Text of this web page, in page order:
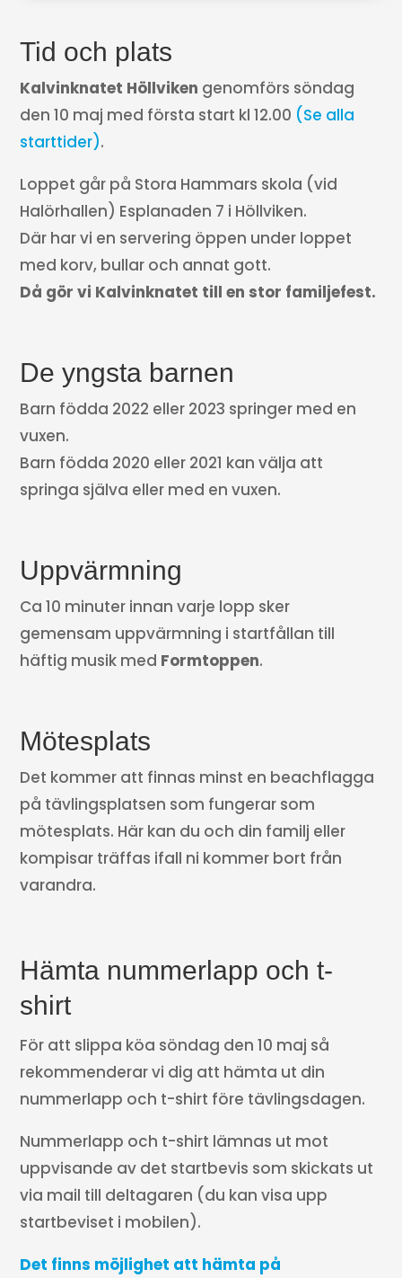
Tid och plats
Kalvinknatet Höllviken genomförs söndag
den 10 maj med första start kl 12.00 (Se alla
starttider).
Loppet går på Stora Hammars skola (vid
Halörhallen) Esplanaden 7 i Höllviken.
Där har vi en servering öppen under loppet
med korv, bullar och annat gott.
Då gör vi Kalvinknatet till en stor familjefest.
De yngsta barnen
Barn födda 2022 eller 2023 springer med en
vuxen.
Barn födda 2020 eller 2021 kan välja att
springa själva eller med en vuxen.
Uppvärmning
Ca 10 minuter innan varje lopp sker
gemensam uppvärmning i startfållan till
häftig musik med Formtoppen.
Mötesplats
Det kommer att finnas minst en beachflagga
på tävlingsplatsen som fungerar som
mötesplats. Här kan du och din familj eller
kompisar träffas ifall ni kommer bort från
varandra.
Hämta nummerlapp och t-
shirt
För att slippa köa söndag den 10 maj så
rekommenderar vi dig att hämta ut din
nummerlapp och t-shirt före tävlingsdagen.
Nummerlapp och t-shirt lämnas ut mot
uppvisande av det startbevis som skickats ut
via mail till deltagaren (du kan visa upp
startbeviset i mobilen).
Det finns möjlighet att hämta på